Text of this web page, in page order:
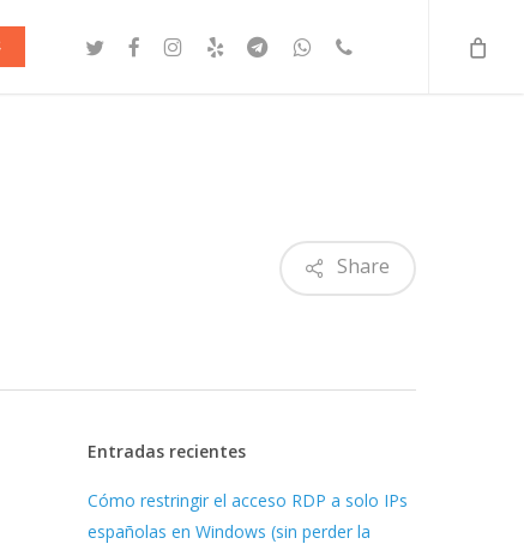
twitter facebookinstagram
yelp telegramwhatsapp
phone
Share
Entradas recientes
Cómo restringir el acceso RDP a solo IPs
españolas en Windows (sin perder la